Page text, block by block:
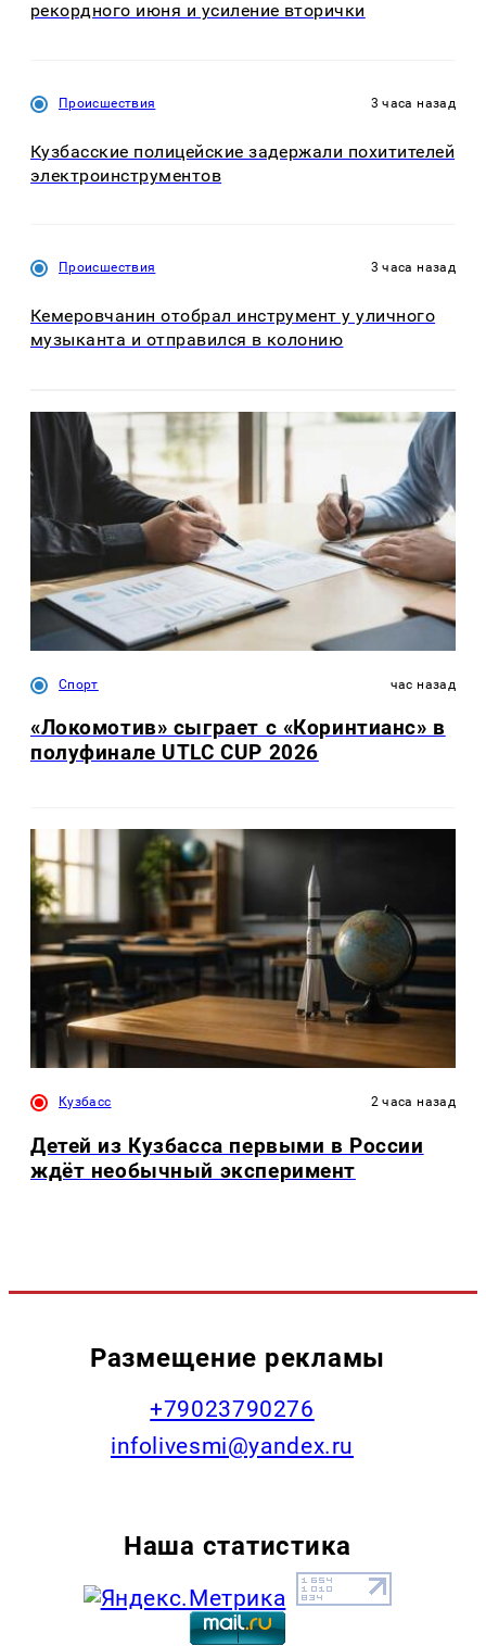
рекордного июня и усиление вторички
Происшествия 3 часа назад
Кузбасские полицейские задержали похитителей
электроинструментов
Происшествия 3 часа назад
Кемеровчанин отобрал инструмент у уличного
музыканта и отправился в колонию
Спорт час назад
«Локомотив» сыграет с «Коринтианс» в
полуфинале UTLC CUP 2026
Кузбасс 2 часа назад
Детей из Кузбасса первыми в России
ждёт необычный эксперимент
Размещение рекламы
+79023790276
infolivesmi@yandex.ru
Наша статистика